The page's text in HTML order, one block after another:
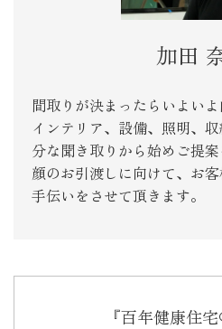
加田
間取りが決まったらいよいよ
インテリア、設備、照明、
分な聞き取りから始めご提
顔のお引渡しに向けて、お
手伝いをさせて頂きます。
『百年健康住